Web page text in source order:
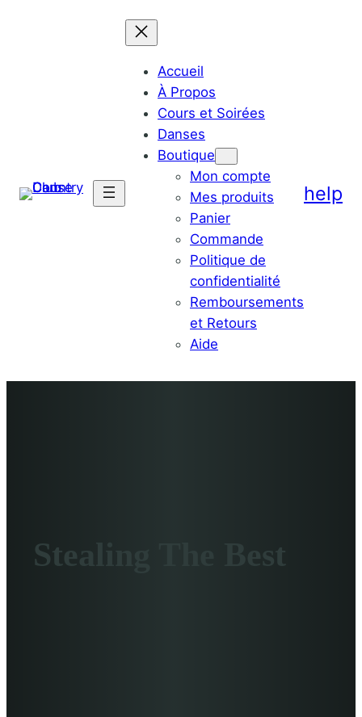
Accueil
À Propos
Cours et Soirées
Danses
Boutique
Mon compte
Mes produits
Panier
Commande
Politique de
confidentialité
Remboursements
et Retours
Aide
help
Stealing The Best